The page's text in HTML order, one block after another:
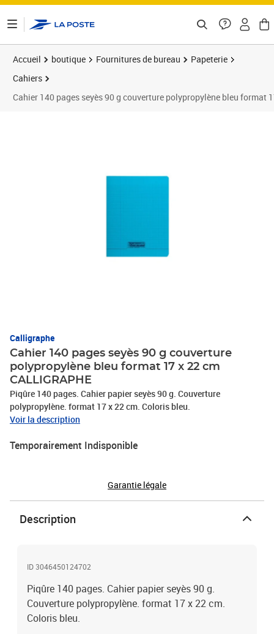
Accueil boutique Fournitures de bureau
Papeterie
Cahiers
Cahier 140 pages seyès 90 g couverture polypropylène bleu format
Calligraphe
Cahier 140 pages seyès 90 g couverture
polypropylène bleu format 17 x 22 cm
CALLIGRAPHE
Piqûre 140 pages. Cahier papier seyès 90 g. Couverture
polypropylène. format 17 x 22 cm. Coloris bleu.
Voir la description
Temporairement Indisponible
Garantie légale
Description
ID 3046450124702
Piqûre 140 pages. Cahier papier seyès 90 g.
Couverture polypropylène. format 17 x 22 cm.
Coloris bleu.